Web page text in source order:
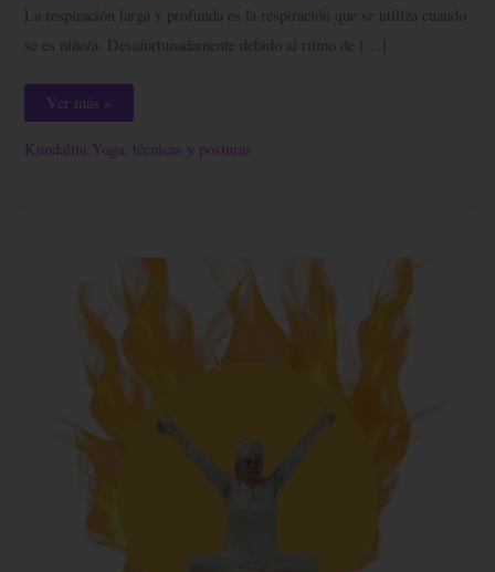
La respiración larga y profunda es la respiración que se utiliza cuando
se es niño/a. Desafortunadamente debido al ritmo de […]
RESPIRACIÓN
Ver más »
Kundalini Yoga, técnicas y posturas